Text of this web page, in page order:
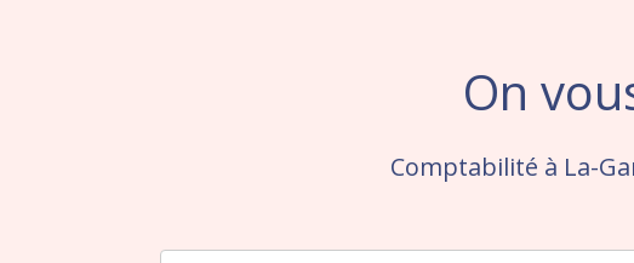
On
Comptabilité à La-